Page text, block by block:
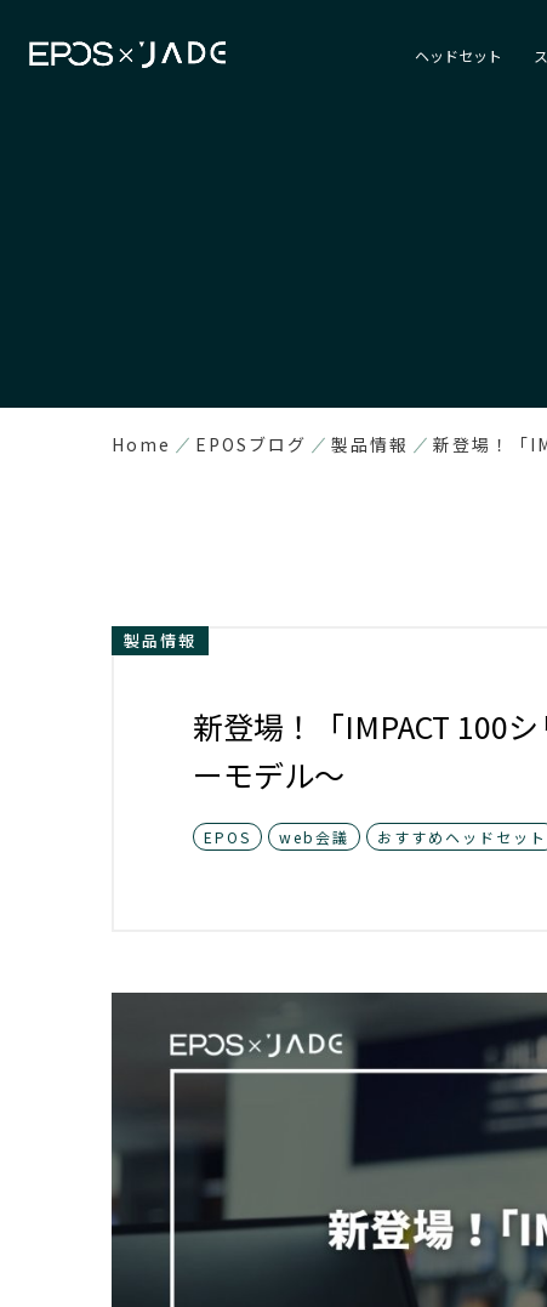
ヘッドセット
Home EPOSブログ 製品情報 新登場！「
製品情報
新登場！「IMPACT 100
ーモデル～
EPOS web会議 おすすめヘッドセット